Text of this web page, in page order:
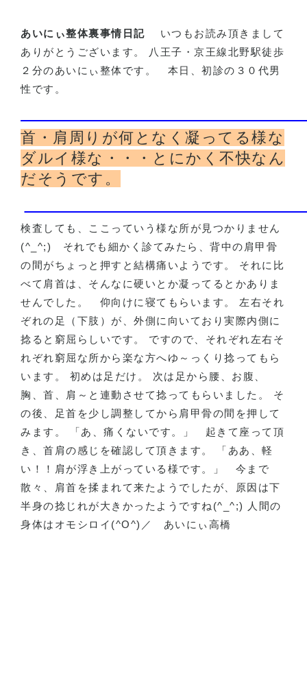
あいにぃ整体裏事情日記
いつもお読み頂きまして
ありがとうございます。 八王子・京王線北野駅徒歩
２分のあいにぃ整体です。
本日、初診の３０代男
性です。
首・肩周りが何となく凝ってる様な
ダルイ様な・・・とにかく不快なん
だそうです。
検査しても、ここっていう様な所が見つかりません
(^_^;)
それでも細かく診てみたら、背中の肩甲骨
の間がちょっと押すと結構痛いようです。 それに比
べて肩首は、そんなに硬いとか凝ってるとかありま
せんでした。
仰向けに寝てもらいます。 左右それ
ぞれの足（下肢）が、外側に向いており実際内側に
捻ると窮屈らしいです。 ですので、それぞれ左右そ
れぞれ窮屈な所から楽な方へゆ～っくり捻ってもら
います。 初めは足だけ。 次は足から腰、お腹、
胸、首、肩～と連動させて捻ってもらいました。 そ
の後、足首を少し調整してから肩甲骨の間を押して
みます。 「あ、痛くないです。」
起きて座って頂
き、首肩の感じを確認して頂きます。 「ああ、軽
い！！肩が浮き上がっている様です。」
今まで
散々、肩首を揉まれて来たようでしたが、原因は下
半身の捻じれが大きかったようですね (^_^;)
人間の
身体はオモシロイ (^O^) ／ あいにぃ高橋